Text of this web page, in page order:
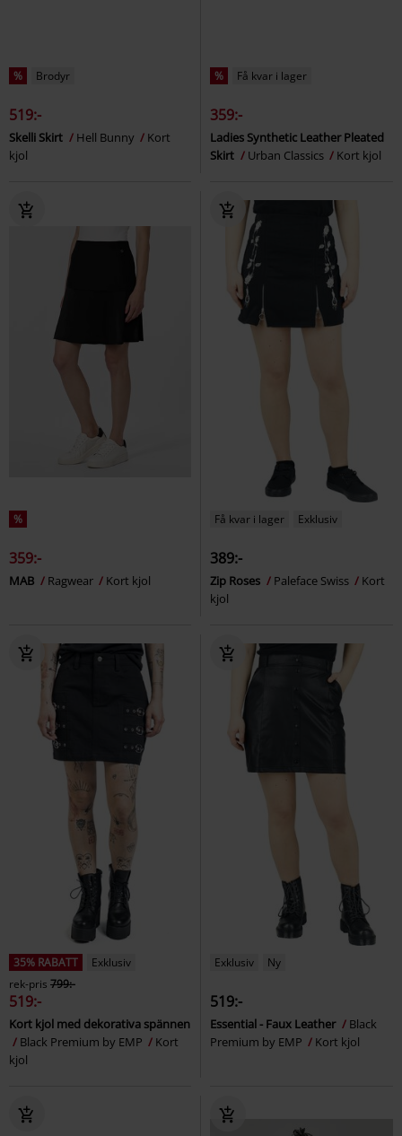
% Brodyr
519:-
Skelli Skirt Hell Bunny
Kort
kjol
% Få kvar i lager
359:-
Ladies Synthetic Leather Pleated
Skirt
Urban Classics Kort kjol
%
359:-
MAB Ragwear Kort kjol
Få kvar i lager Exklusiv
389:-
Zip Roses Paleface Swiss
Kort
kjol
35% RABATT
Exklusiv
rek-pris 799:-
519:-
Kort kjol med dekorativa spännen
Black Premium by EMP
Kort
kjol
Exklusiv Ny
519:-
Essential - Faux Leather
Black
Premium by EMP
Kort kjol